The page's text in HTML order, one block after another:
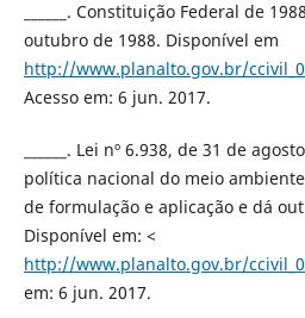
______. Constituição Federal de
outubro de 1988. Disponível em
http://www.planalto.gov.br/
Acesso em: 6 jun. 2017.
______. Lei nº 6.938, de 31 de
política nacional do meio
de formulação e aplicação e dá
Disponível em: <
http://www.planalto.gov.br/
em: 6 jun. 2017.